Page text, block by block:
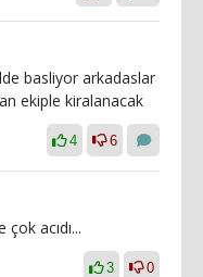
basliyor arkadaslar
ekiple kiralanacak
4 6
acıdı...
3 0